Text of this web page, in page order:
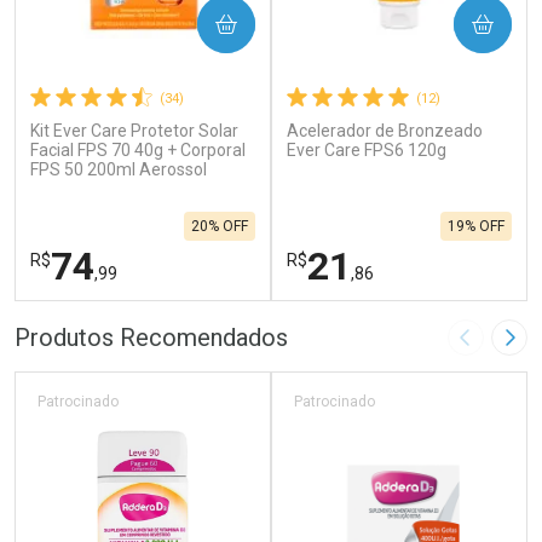
(34)
Kit Ever Care Protetor Solar
Facial FPS 70 40g + Corporal
FPS 50 200ml Aerossol
R$74,99
20% OFF
COMPRAR
FECHAR
Laboratório
FECHAR
Por Menos
(12)
Acelerador de Bronzeado
Ever Care FPS6 120g
R$21 ,86
19% OFF
COMPRAR
Laboratório
Por Menos
Produtos Recomendados Imagem
Patrocinado Patrocinado